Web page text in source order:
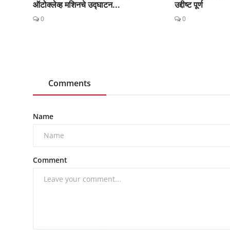
ऑटोक्लेव्ह मशिनचे उद्घाटन...
0
उद्दीष्ट पूर्ण
0
Comments
Name
Comment